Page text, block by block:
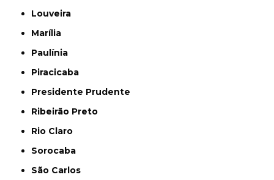
Louveira
Marília
Paulínia
Piracicaba
Presidente Prudente
Ribeirão Preto
Rio Claro
Sorocaba
São Carlos